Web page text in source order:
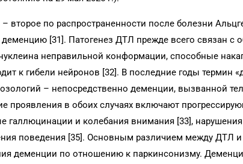
второе по распространенности после болезни
[31]. Патогенез ДТЛ прежде всего связан с
неправильной конформации, способные
к гибели нейронов [32]. В последние годы термин
– непосредственно деменции, вызванной
проявления в обоих случаях включают
галлюцинации и колебания внимания [33],
поведения [35]. Основным различием между ДТЛ
деменции по отношению к паркинсонизму.